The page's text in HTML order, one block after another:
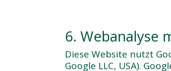
6. Webanalyse
Diese Website nutzt
Google LLC, USA).